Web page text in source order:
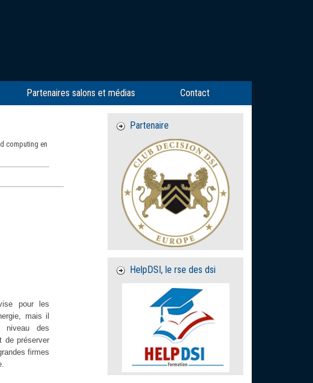
Partenaires salons et médias Contact
computing en
pour les
mais il
niveau des
de préserver
firmes
Partenaire
HelpDSI, le rse des dsi